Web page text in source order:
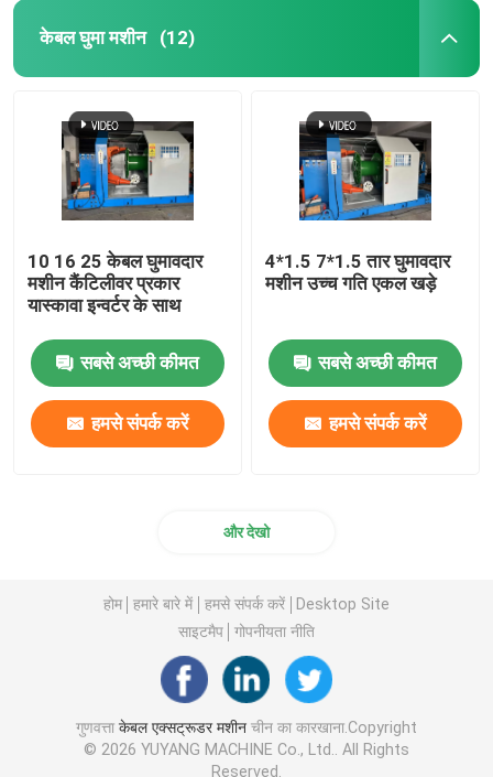
केबल घुमा मशीन (12)
10 16 25 केबल घुमावदार
मशीन कैंटिलीवर प्रकार
यास्कावा इन्वर्टर के साथ
सबसे अच्छी कीमत
हमसे संपर्क करें
4*1.5 7*1.5 तार घुमावदार
मशीन उच्च गति एकल खड़े
सबसे अच्छी कीमत
हमसे संपर्क करें
और देखो
होम हमारे बारे में हमसे संपर्क करें
Desktop Site
साइटमैप
गोपनीयता नीति
गुणवत्ता केबल एक्सट्रूडर मशीनचीन का कारखाना.Copyright
© 2026 YUYANG MACHINE Co., Ltd.. All Rights
Reserved.